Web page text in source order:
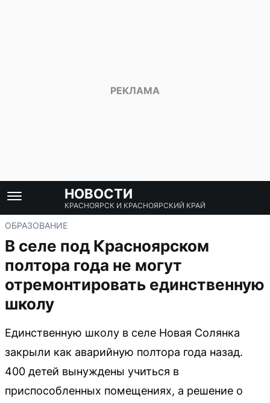
НОВОСТИ
КРАСНОЯРСК И КРАСНОЯРСКИЙ КРАЙ
ОБРАЗОВАНИЕ
В селе под Красноярском
полтора года не могут
отремонтировать единственную
школу
Единственную школу в селе Новая Солянка
закрыли как аварийную полтора года назад.
400 детей вынуждены учиться в
приспособленных помещениях, а решение о